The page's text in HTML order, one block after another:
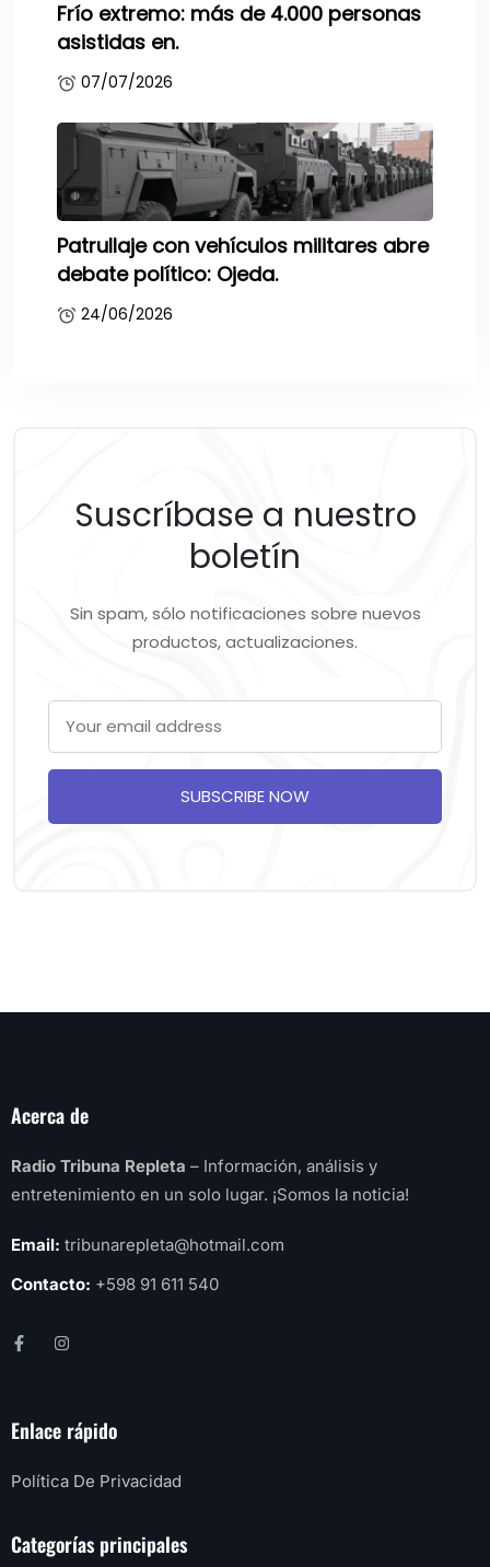
Frío extremo: más de 4.000 personas
asistidas en.
07/07/2026
Patrullaje con vehículos militares abre
debate político: Ojeda.
24/06/2026
Suscríbase a nuestro
boletín
Sin spam, sólo notificaciones sobre nuevos
productos, actualizaciones.
SUBSCRIBE NOW
Acerca de
Radio Tribuna Repleta – Información, análisis y
entretenimiento en un solo lugar. ¡Somos la noticia!
Email: tribunarepleta@hotmail.com
Contacto: +598 91 611 540
Enlace rápido
Política De Privacidad
Categorías principales